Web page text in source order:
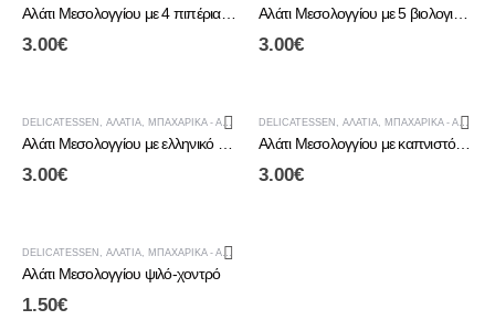
Αλάτι Μεσολογγίου με 4 πιπέρια & κόλιανδρο
3.00€
Αλάτι Μεσολογγίου με 5 βιολογικά βότανα
3.00€
DELICATESSEN , ΑΛΆΤΙΑ, ΜΠΑΧΑΡΙΚΆ - ΑΛΆΤΙΑ
3.00€
DELICATESSEN , ΑΛΆΤΙΑ, ΜΠΑΧΑΡΙΚΆ - ΑΛΆΤΙΑ
Αλάτι Μεσολογγίου με καπνιστό πιπέρι Αριδαίας
3.00€
DELICATESSEN , ΑΛΆΤΙΑ, ΜΠΑΧΑΡΙΚΆ - ΑΛΆΤΙΑ
Αλάτι Μεσολογγίου ψιλό-χοντρό
1.50€